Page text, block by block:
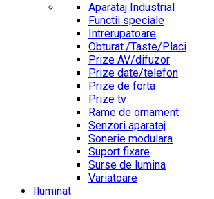
Aparataj Industrial
Functii speciale
Intrerupatoare
Obturat./Taste/Placi
Prize AV/difuzor
Prize date/telefon
Prize de forta
Prize tv
Rame de ornament
Senzori aparataj
Sonerie modulara
Suport fixare
Surse de lumina
Variatoare
Iluminat